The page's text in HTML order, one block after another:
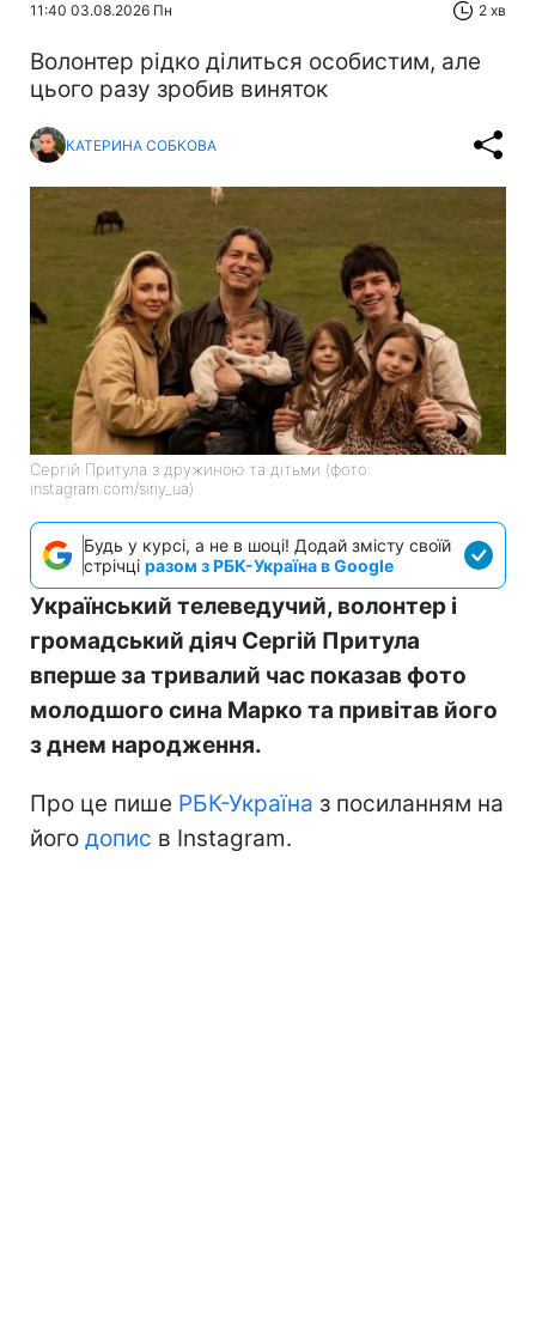
11:40 03.08.2026 Пн 2 хв
Волонтер рідко ділиться особистим, але
цього разу зробив виняток
КАТЕРИНА СОБКОВА
Сергій Притула з дружиною та дітьми (фото:
instagram.com/siriy_ua)
Будь у курсі, а не в шоці! Додай змісту своїй
стрічці разом з РБК-Україна в Google
Український телеведучий, волонтер і
громадський діяч Сергій Притула
вперше за тривалий час показав фото
молодшого сина Марко та привітав його
з днем народження.
Про це пише РБК-Україна з посиланням на
його допис в Instagram.